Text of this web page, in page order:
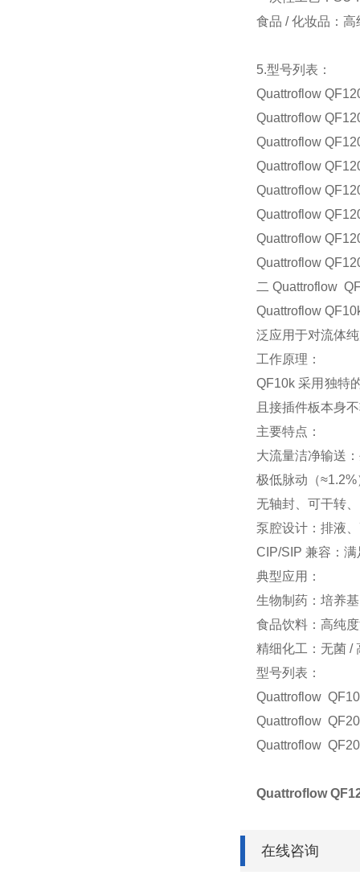
食品 / 化妆品：
5.型号列表：
Quattroflow
Quattroflow
Quattroflow
Quattroflow
Quattroflow
Quattroflow
Quattroflow
Quattroflow
二 Quattroflow
Quattroflow
泛应用于对流体
工作原理：
QF10k 采用独特
且接插件板本身
主要特点：
大流量洁净输送
极低脉动（
无轴封、可干转
泵腔设计：排液
CIP/SIP 兼容：
典型应用：
生物制药：培养
食品饮料：高纯
精细化工：无菌 /
型号列表：
Quattroflow
Quattroflow
Quattroflow
Quattroflow
在线咨询